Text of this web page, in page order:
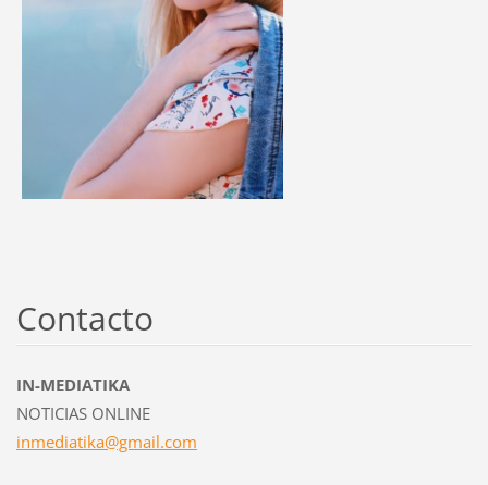
Contacto
IN-MEDIATIKA
NOTICIAS ONLINE
inmediatika@gmail.com